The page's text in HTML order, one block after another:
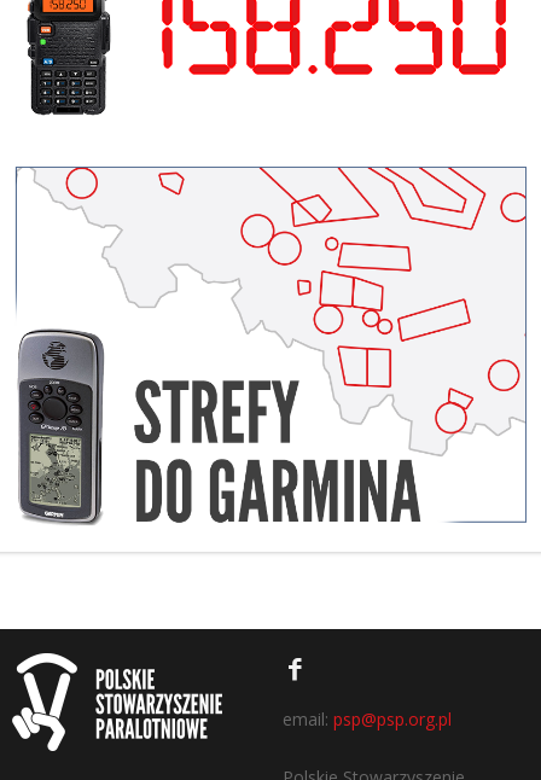
email: psp@psp.org.pl